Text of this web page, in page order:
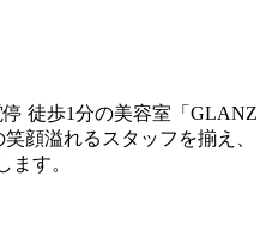
停 徒歩1分の美容室「GLANZ
顔溢れるスタッフを揃え、
ます。